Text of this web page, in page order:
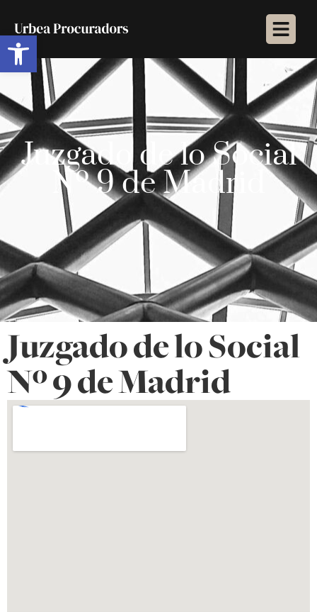
Abrir barra de herramientas
Juzgado de lo Social
Nº 9 de Madrid
Juzgado de lo Social
Nº 9 de Madrid